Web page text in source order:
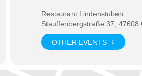
Restaurant Lindenstuben
Stauffenbergstraße 37, 47608
OTHER EVENTS